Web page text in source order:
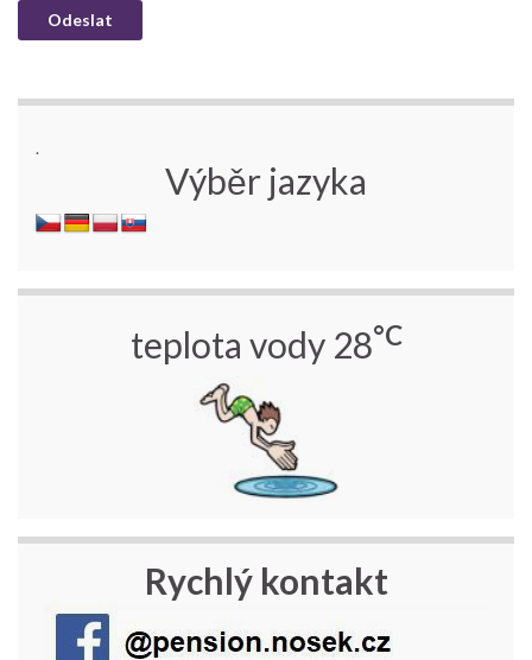
.
Výběr jazyka
teplota vody 28°C
Rychlý kontakt